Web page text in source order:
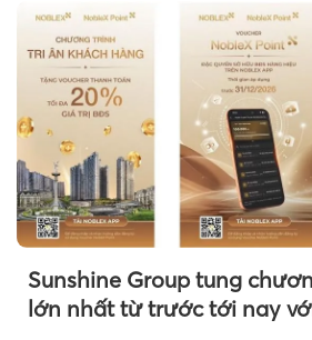
Sunshine Group tung
lớn nhất từ trước tới nay